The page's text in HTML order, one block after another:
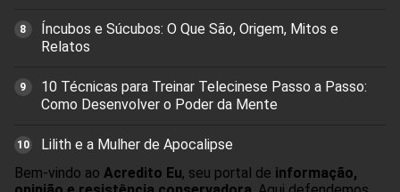
Íncubos e Súcubos: O Que São, Origem, Mitos e
Relatos
10 Técnicas para Treinar Telecinese Passo a Passo:
Como Desenvolver o Poder da Mente
Lilith e a Mulher de Apocalipse
Bem-vindo ao Acredito Eu, seu portal de informação,